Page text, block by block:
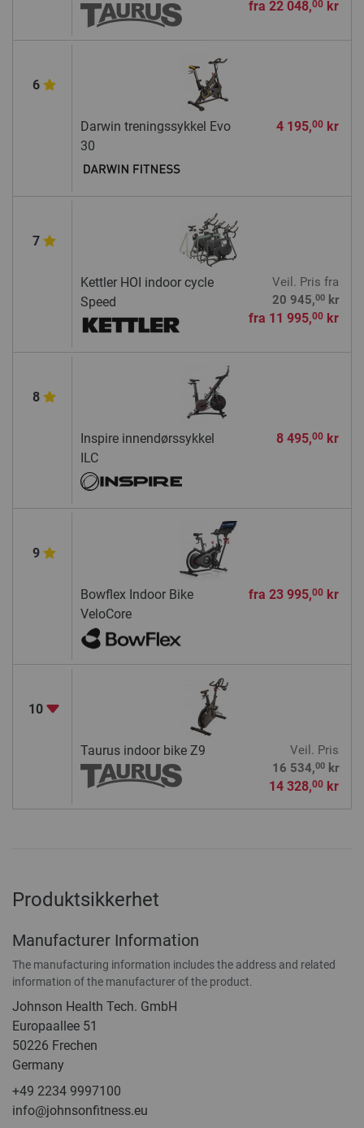
fra 22 048,00kr
6
Darwin treningssykkel Evo
30
4 195,00kr
7
Kettler HOI indoor cycle
Speed
Veil. Pris fra
20 945,00kr
fra 11 995,00kr
8
Inspire innendørssykkel
ILC
8 495,00kr
9
Bowflex Indoor Bike
VeloCore
fra 23 995,00kr
10
Taurus indoor bike Z9
Veil. Pris
16 534,00kr
14 328,00kr
Produktsikkerhet
Manufacturer Information
The manufacturing information includes the address and related
information of the manufacturer of the product.
Johnson Health Tech. GmbH
Europaallee 51
50226 Frechen
Germany
+49 2234 9997100
info@johnsonfitness.eu